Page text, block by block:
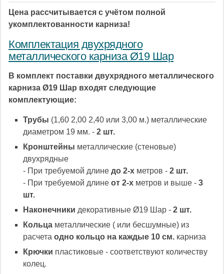
Цена рассчитывается с учётом полной
укомплектованности карниза!
Комплектация двухрядного
металлического карниза Ø19 Шар
В комплект поставки двухрядного металлического
карниза Ø19 Шар входят следующие
комплектующие:
Трубы (1,60 2,00 2,40 или 3,00 м.) металлические
диаметром 19 мм. - 2 шт.
Кронштейны металлические (стеновые)
двухрядные
- При требуемой длине до 2-хметров - 2 шт.
- При требуемой длине от 2-хметров и выше - 3
шт.
Наконечники декоративные Ø19 Шар - 2 шт.
Кольцаметаллические ( или бесшумные) из
расчета одно кольцо на каждые 10 см.карниза
Крючки пластиковые - соответствуют количеству
колец.